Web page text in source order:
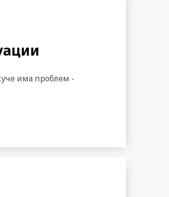
има проблем -